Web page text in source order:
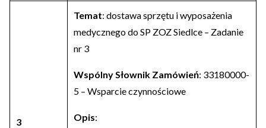
3
Temat: dostawa sprzętu i wyposażenia
medycznego do SP ZOZ Siedlce – Zadanie
nr 3
Wspólny Słownik Zamówień: 33180000-
5 – Wsparcie czynnościowe
Opis: